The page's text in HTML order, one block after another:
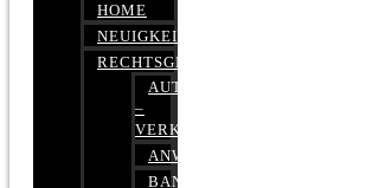
HOME
NEUIGKEITEN
RECHTSGEBIETE
AUTOBETRUG
–
VERKEHRSRECHT
ANWALTSHAFTUNGSRECHT
BANK-